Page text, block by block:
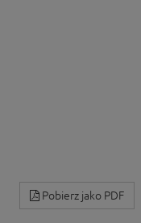
Pobierz jako PDF